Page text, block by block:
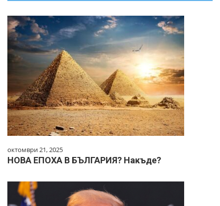
октомври 21, 2025
НОВА ЕПОХА В БЪЛГАРИЯ? Накъде?